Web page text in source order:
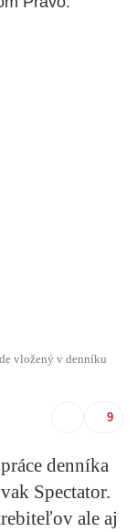
vložený v denníku
denníka
Spectator.
ale aj